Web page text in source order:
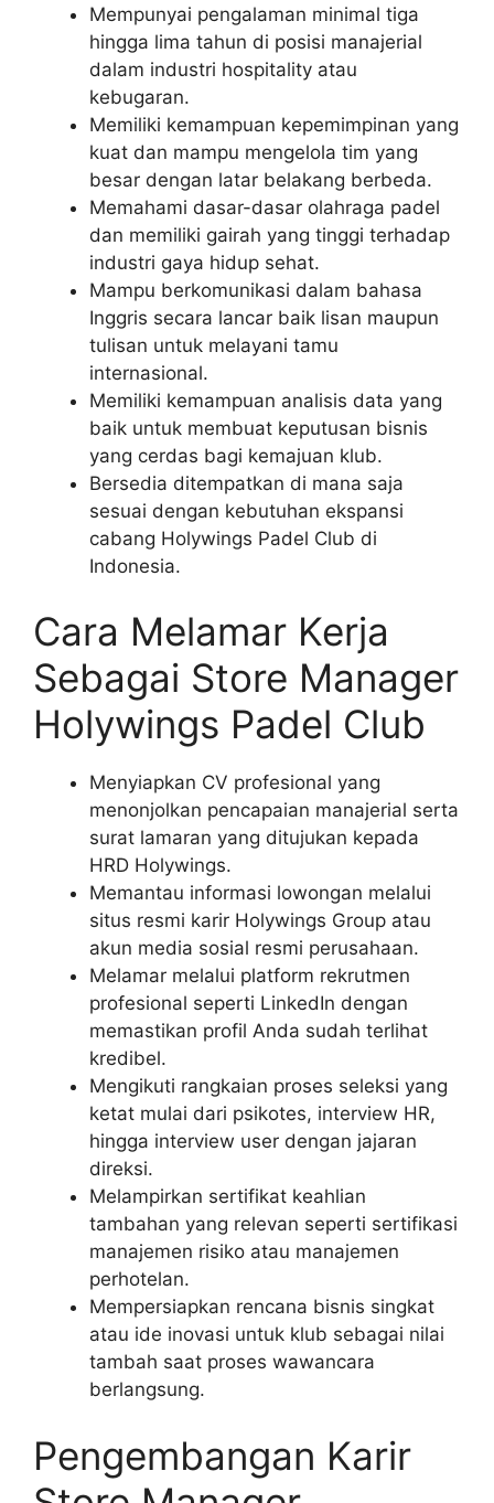
Mempunyai pengalaman minimal tiga
hingga lima tahun di posisi manajerial
dalam industri hospitality atau
kebugaran.
Memiliki kemampuan kepemimpinan yang
kuat dan mampu mengelola tim yang
besar dengan latar belakang berbeda.
Memahami dasar-dasar olahraga padel
dan memiliki gairah yang tinggi terhadap
industri gaya hidup sehat.
Mampu berkomunikasi dalam bahasa
Inggris secara lancar baik lisan maupun
tulisan untuk melayani tamu
internasional.
Memiliki kemampuan analisis data yang
baik untuk membuat keputusan bisnis
yang cerdas bagi kemajuan klub.
Bersedia ditempatkan di mana saja
sesuai dengan kebutuhan ekspansi
cabang Holywings Padel Club di
Indonesia.
Cara Melamar Kerja
Sebagai Store Manager
Holywings Padel Club
Menyiapkan CV profesional yang
menonjolkan pencapaian manajerial serta
surat lamaran yang ditujukan kepada
HRD Holywings.
Memantau informasi lowongan melalui
situs resmi karir Holywings Group atau
akun media sosial resmi perusahaan.
Melamar melalui platform rekrutmen
profesional seperti LinkedIn dengan
memastikan profil Anda sudah terlihat
kredibel.
Mengikuti rangkaian proses seleksi yang
ketat mulai dari psikotes, interview HR,
hingga interview user dengan jajaran
direksi.
Melampirkan sertifikat keahlian
tambahan yang relevan seperti sertifikasi
manajemen risiko atau manajemen
perhotelan.
Mempersiapkan rencana bisnis singkat
atau ide inovasi untuk klub sebagai nilai
tambah saat proses wawancara
berlangsung.
Pengembangan Karir